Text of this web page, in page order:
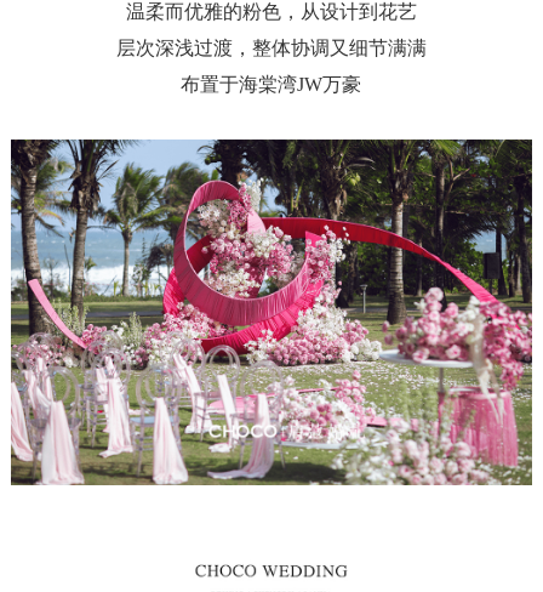
温柔而优雅的粉色，从设计到花艺
层次深浅过渡，整体协调又细节满满
布置于海棠湾JW万豪